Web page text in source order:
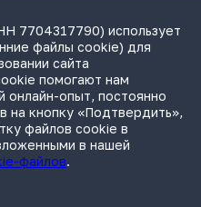
фиксации нарушений
к 12 годам по делу
«Вертикаль» ИНН 7841290773
7704317790) использует
файлы cookie) для
сайта
помогают нам
онлайн-опыт, постоянно
на кнопку «Подтвердить»,
файлов cookie в
в нашей
файлов.